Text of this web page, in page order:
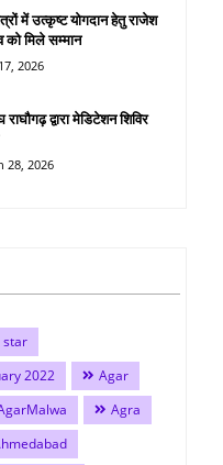
में उत्कृष्ट योगदान हेतु राजेश
को मिले सम्मान
2026
द्वारा मेडिटेशन शिविर
28, 2026
star
2022
Agar
Agra